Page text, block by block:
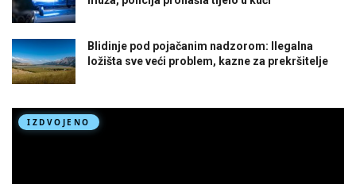
Blidinje pod pojačanim nadzorom: Ilegalna
ložišta sve veći problem, kazne za prekršitelje